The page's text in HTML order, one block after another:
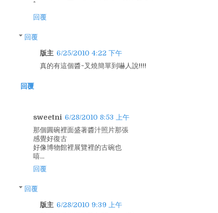
回覆
回覆
版主 6/25/2010 4:22 下午
真的有這個醬~叉燒簡單到嚇人說!!!!
回覆
sweetni 6/28/2010 8:53 上午
那個圓碗裡面盛著醬汁照片那張
感覺好復古
好像博物館裡展覽裡的古碗也
嘻...
回覆
回覆
版主 6/28/2010 9:39 上午